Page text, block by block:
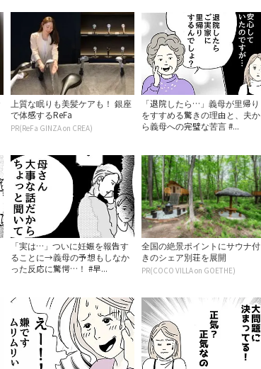
上質な眠りも美髪ケアも！ 銀座
で体感するReFa
PR(ReFa GINZA on CREA)
「退院したら…」義母が里帰り
をすすめる驚きの理由と、夫か
ら義母への完璧な苦言 #...
「実は…」ついに妊娠を報告す
ることに→義母の予想もしなか
った反応に驚愕…！ #早...
全国の絶景ポイントにサウナ付
きのシェア別荘を展開
PR(COCO VILLA on GOETHE)